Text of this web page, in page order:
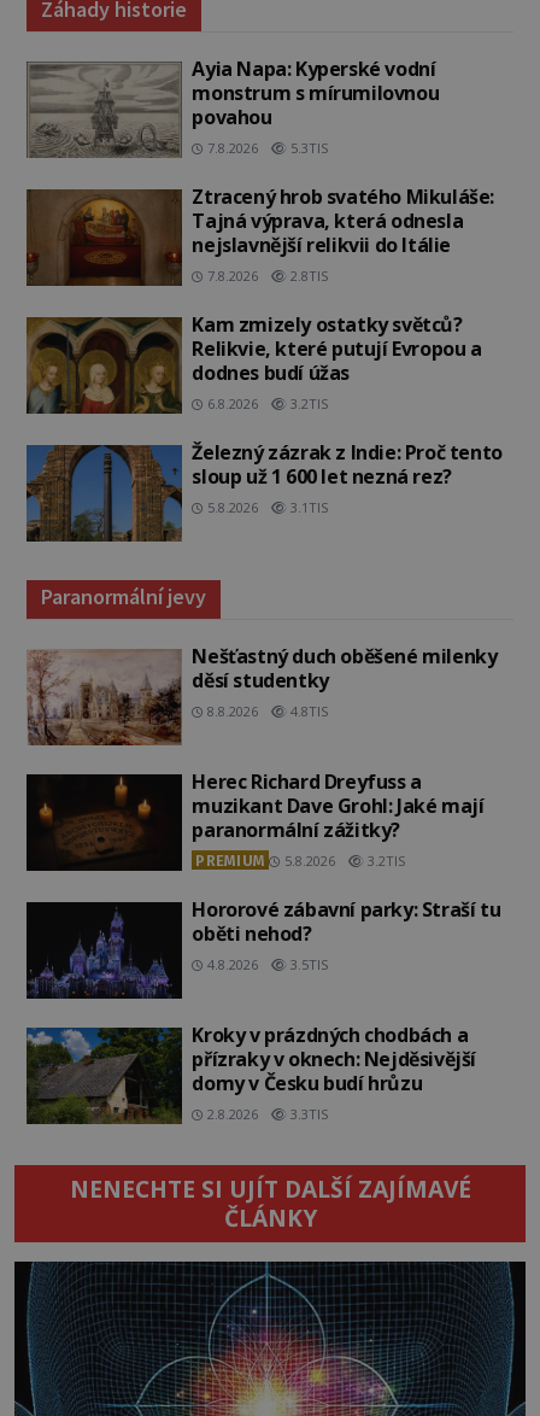
Záhady historie
Ayia Napa: Kyperské vodní
monstrum s mírumilovnou
povahou
7.8.2026 5.3TIS
Ztracený hrob svatého Mikuláše:
Tajná výprava, která odnesla
nejslavnější relikvii do Itálie
7.8.2026 2.8TIS
Kam zmizely ostatky světců?
Relikvie, které putují Evropou a
dodnes budí úžas
6.8.2026 3.2TIS
Železný zázrak z Indie: Proč tento
sloup už 1 600 let nezná rez?
5.8.2026 3.1TIS
Paranormální jevy
Nešťastný duch oběšené milenky
děsí studentky
8.8.2026 4.8TIS
Herec Richard Dreyfuss a
muzikant Dave Grohl: Jaké mají
paranormální zážitky?
PREMIUM 5.8.2026 3.2TIS
Hororové zábavní parky: Straší tu
oběti nehod?
4.8.2026 3.5TIS
Kroky v prázdných chodbách a
přízraky v oknech: Nejděsivější
domy v Česku budí hrůzu
2.8.2026 3.3TIS
NENECHTE SI UJÍT DALŠÍ ZAJÍMAVÉ
ČLÁNKY